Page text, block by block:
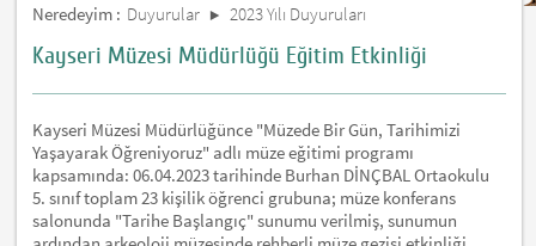
Neredeyim : Duyurular 2023 Yılı Duyuruları
Kayseri Müzesi Müdürlüğü Eğitim Etkinliği
Kayseri Müzesi Müdürlüğünce "Müzede Bir Gün, Tarihimizi
Yaşayarak Öğreniyoruz" adlı müze eğitimi programı
kapsamında: 06.04.2023 tarihinde Burhan DİNÇBAL Ortaokulu
5. sınıf toplam 23 kişilik öğrenci grubuna; müze konferans
salonunda "Tarihe Başlangıç" sunumu verilmiş, sunumun